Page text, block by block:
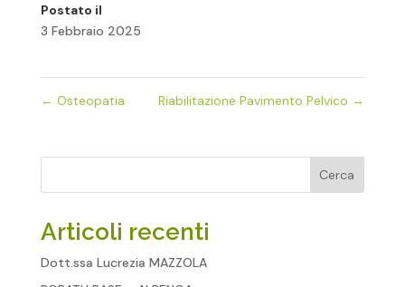
Postato il
3 Febbraio 2025
← Osteopatia Riabilitazione Pavimento Pelvico →
Cerca
Articoli recenti
Dott.ssa Lucrezia MAZZOLA